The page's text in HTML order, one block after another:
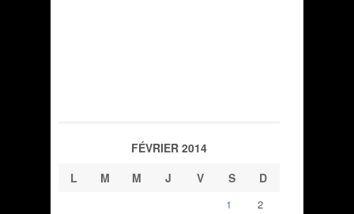
FÉVRIER 2014
L
M M J V S D
1
2